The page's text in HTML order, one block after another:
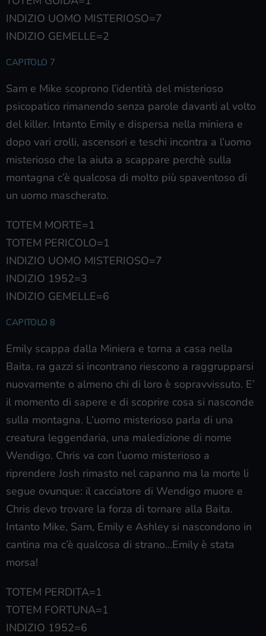
INDIZIO UOMO MISTERIOSO=7
INDIZIO GEMELLE=2
CAPITOLO 7
Sam e Mike scoprono l’identità del misterioso
psicopatico rimanendo senza parole davanti al volto
del killer. Intanto Emily e dispersa nella miniera e
dopo vari crolli, ascensori e teschi incontra a l’uomo
misterioso che la aiuta a scappare perchè sulla
montagna c’è qualcosa di molto più spaventoso di
un uomo mascherato.
TOTEM MORTE=1
TOTEM PERICOLO=1
INDIZIO UOMO MISTERIOSO=7
INDIZIO 1952=3
INDIZIO GEMELLE=6
CAPITOLO 8
Emily scappa dalla Miniera e torna a casa nella
Baita. ra gazzi si incontrano riescono a raggrupparsi
nuovamente o almeno chi di loro è sopravvissuto. E’
il momento di sapere e di scoprire cosa si nasconde
sulla montagna. L’uomo misterioso parla di una
creatura leggendaria, una maledizione di nome
Wendigo. Chris va con l’uomo misterioso a
riprendere Josh rimasto nel capanno ma la morte li
segue ovunque: il cacciatore di Wendigo muore e
Chris devo trovare la forza di tornare alla Baita.
Intanto Mike, Sam, Emily e Ashley si nascondono in
cantina ma c’è qualcosa di strano…Emily è stata
morsa!
TOTEM PERDITA=1
TOTEM FORTUNA=1
INDIZIO 1952=6